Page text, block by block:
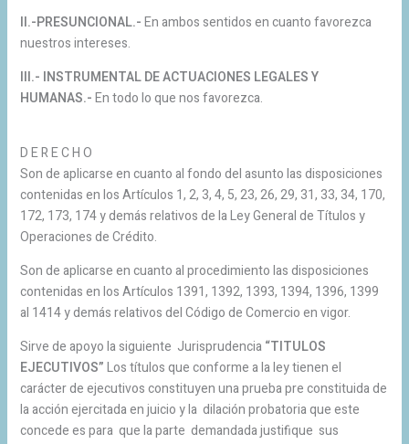
II.-PRESUNCIONAL.-En ambos sentidos en cuanto favorezca
nuestros intereses.
Ill.- INSTRUMENTAL DE ACTUACIONES LEGALES Y
HUMANAS.-En todo lo que nos favorezca.
D E R E C H O
Son de aplicarse en cuanto al fondo del asunto las disposiciones
contenidas en los Artículos 1, 2, 3, 4, 5, 23, 26, 29, 31, 33, 34, 170,
172, 173, 174 y demás relativos de la Ley General de Títulos y
Operaciones de Crédito.
Son de aplicarse en cuanto al procedimiento las disposiciones
contenidas en los Artículos 1391, 1392, 1393, 1394, 1396, 1399
al 1414 y demás relativos del Código de Comercio en vigor.
Sirve de apoyo la siguiente Jurisprudencia“TITULOS
EJECUTIVOS”Los títulos que conforme a la ley tienen el
carácter de ejecutivos constituyen una prueba pre constituida de
la acción ejercitada en juicio y la dilación probatoria que este
concede es para que la parte demandada justifique sus